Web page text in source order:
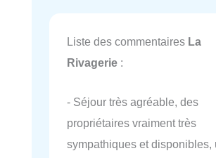
Liste des commentaires La
Rivagerie :
- Séjour très agréable, des
propriétaires vraiment très
sympathiques et disponibles,